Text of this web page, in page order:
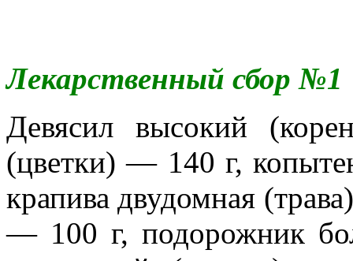
Лекарственный сбор №1
Девясил высокий
(цветки) — 140 г,
крапива двудомная
— 100 г, подорожник